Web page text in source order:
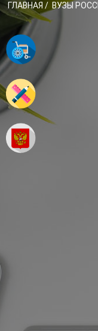
ГЛАВНАЯ / ВУЗЫ